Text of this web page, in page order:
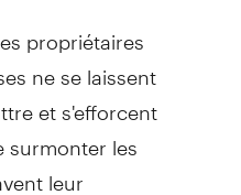
propriétaires
ne se laissent
et s'efforcent
les
leur